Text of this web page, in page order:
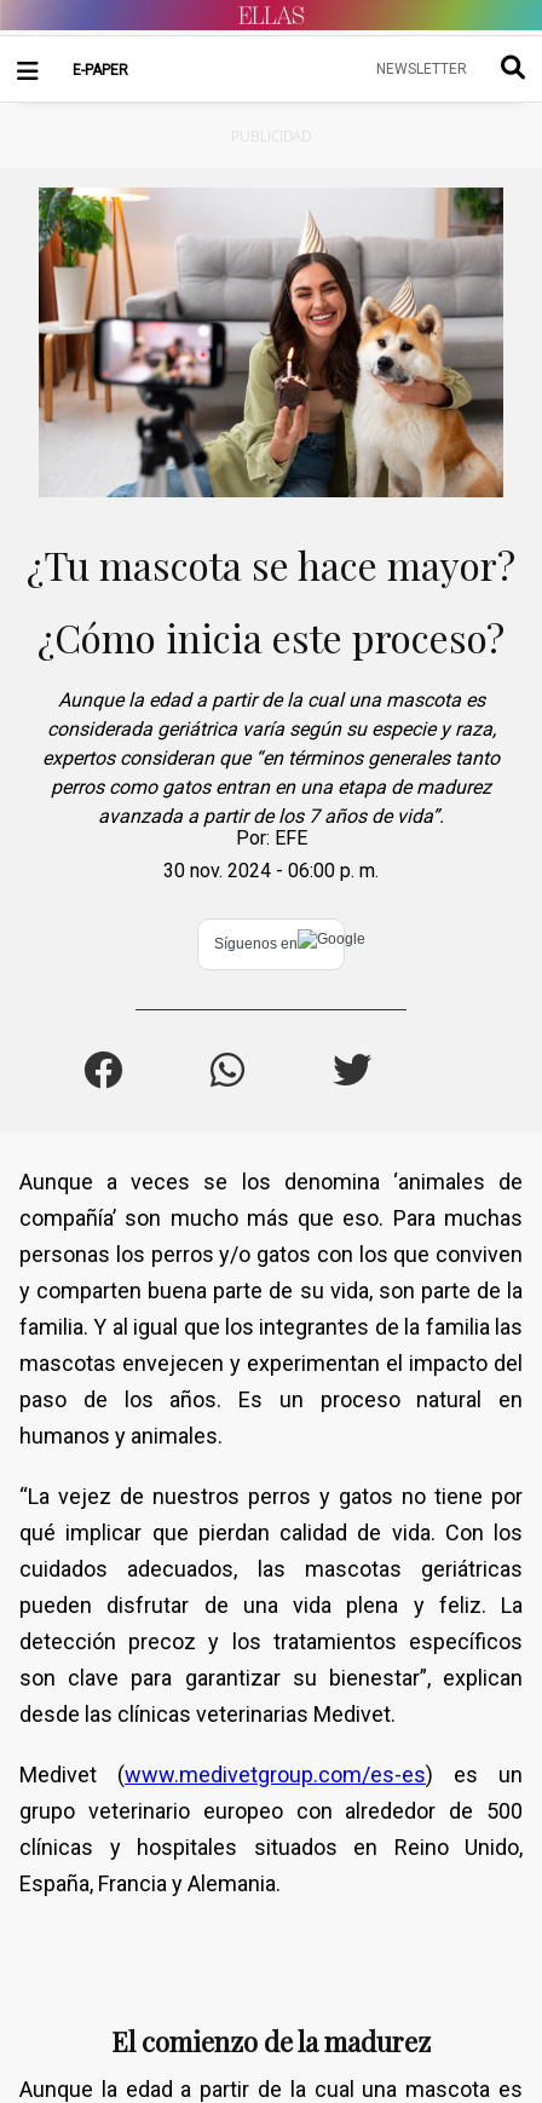
E-PAPER NEWSLETTER
PUBLICIDAD
¿Tu mascota se hace mayor?
¿Cómo inicia este proceso?
Aunque la edad a partir de la cual una mascota es
considerada geriátrica varía según su especie y raza,
expertos consideran que “en términos generales tanto
perros como gatos entran en una etapa de madurez
avanzada a partir de los 7 años de vida”.
Por: EFE
30 nov. 2024 - 06:00 p. m.
Síguenos en
Aunque a veces se los denomina ‘animales de
compañía’ son mucho más que eso. Para muchas
personas los perros y/o gatos con los que conviven
y comparten buena parte de su vida, son parte de la
familia. Y al igual que los integrantes de la familia las
mascotas envejecen y experimentan el impacto del
paso de los años. Es un proceso natural en
humanos y animales.
“La vejez de nuestros perros y gatos no tiene por
qué implicar que pierdan calidad de vida. Con los
cuidados adecuados, las mascotas geriátricas
pueden disfrutar de una vida plena y feliz. La
detección precoz y los tratamientos específicos
son clave para garantizar su bienestar”, explican
desde las clínicas veterinarias Medivet.
Medivet (www.medivetgroup.com/es-es) es un
grupo veterinario europeo con alrededor de 500
clínicas y hospitales situados en Reino Unido,
España, Francia y Alemania.
El comienzo de la madurez
Aunque la edad a partir de la cual una mascota es